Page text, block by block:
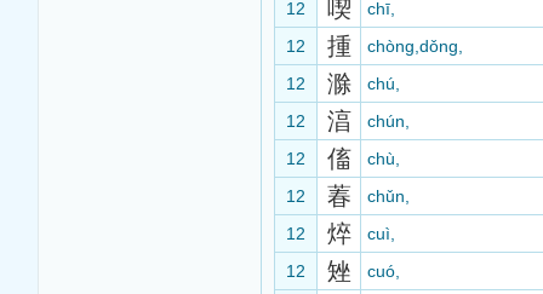
12
喫
chī,
12
揰
chòng,dǒng,
12
滁
chú,
12
湻
chún,
12
傗
chù,
12
萶
chǔn,
12
焠
cuì,
12
矬
cuó,